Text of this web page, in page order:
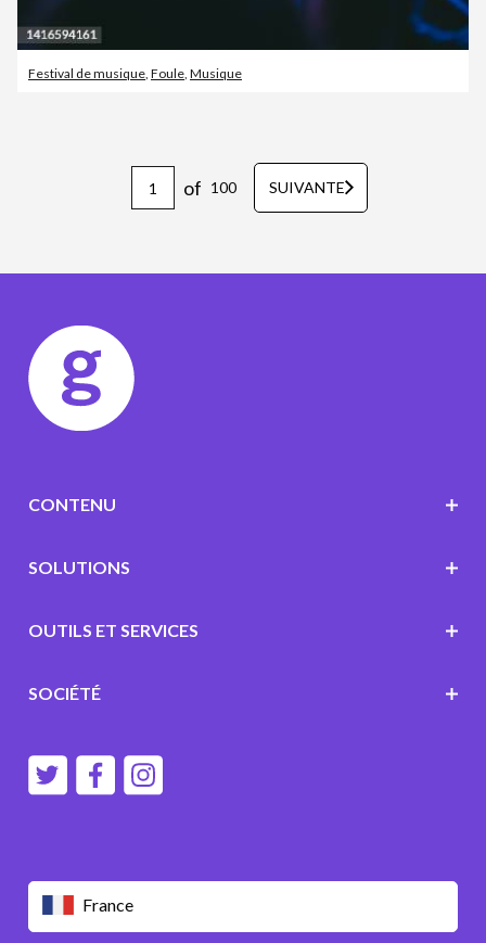
Festival de musique, Foule, Musique
of 100 SUIVANTE
France
CONTENU
SOLUTIONS
OUTILS ET SERVICES
SOCIÉTÉ